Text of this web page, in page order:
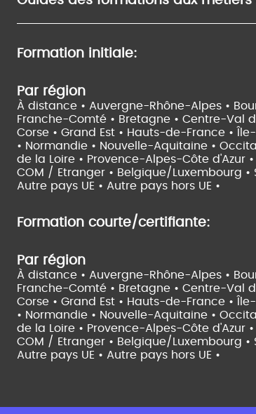
Formation initiale:
Par région
À distance • Auvergne-Rhône-Alpes •
Franche-Comté • Bretagne • Centre-Val
Corse • Grand Est • Hauts-de-France •
• Normandie • Nouvelle-Aquitaine •
de la Loire • Provence-Alpes-Côte d'Azur •
COM / Etranger • Belgique/Luxembourg •
Autre pays UE • Autre pays hors UE •
Formation courte/certifiante:
Par région
À distance • Auvergne-Rhône-Alpes •
Franche-Comté • Bretagne • Centre-Val
Corse • Grand Est • Hauts-de-France •
• Normandie • Nouvelle-Aquitaine •
de la Loire • Provence-Alpes-Côte d'Azur •
COM / Etranger • Belgique/Luxembourg •
Autre pays UE • Autre pays hors UE •